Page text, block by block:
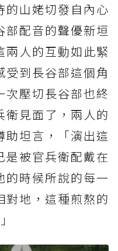
的山姥切發自內心
部配音的聲優新垣
兩人的互動如此緊
受到長谷部這個角
次壓切長谷部也終
衛見面了，兩人的
助坦言，「演出這
是被官兵衛配戴在
的時候所說的每一
對地，這種煎熬的